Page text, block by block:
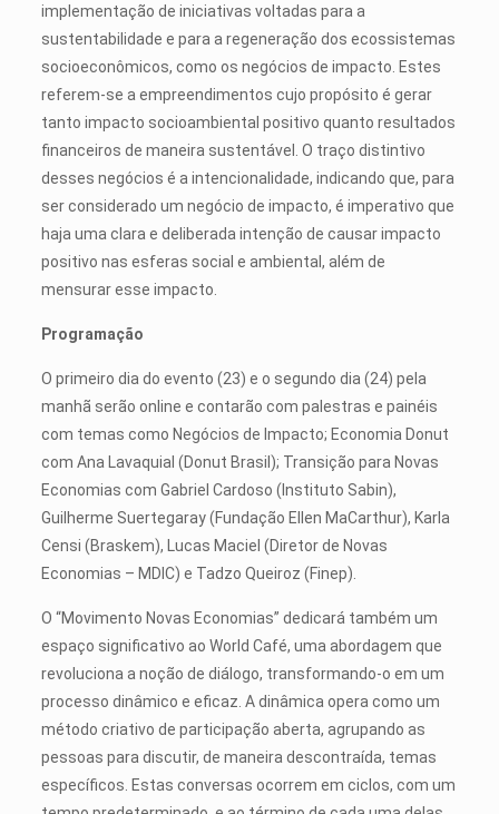
implementação de iniciativas voltadas para a
sustentabilidade e para a regeneração dos ecossistemas
socioeconômicos, como os negócios de impacto. Estes
referem-se a empreendimentos cujo propósito é gerar
tanto impacto socioambiental positivo quanto resultados
financeiros de maneira sustentável. O traço distintivo
desses negócios é a intencionalidade, indicando que, para
ser considerado um negócio de impacto, é imperativo que
haja uma clara e deliberada intenção de causar impacto
positivo nas esferas social e ambiental, além de
mensurar esse impacto.
Programação
O primeiro dia do evento (23) e o segundo dia (24) pela
manhã serão online e contarão com palestras e painéis
com temas como Negócios de Impacto; Economia Donut
com Ana Lavaquial (Donut Brasil); Transição para Novas
Economias com Gabriel Cardoso (Instituto Sabin),
Guilherme Suertegaray (Fundação Ellen MaCarthur), Karla
Censi (Braskem), Lucas Maciel (Diretor de Novas
Economias – MDIC) e Tadzo Queiroz (Finep).
O “Movimento Novas Economias” dedicará também um
espaço significativo ao World Café, uma abordagem que
revoluciona a noção de diálogo, transformando-o em um
processo dinâmico e eficaz. A dinâmica opera como um
método criativo de participação aberta, agrupando as
pessoas para discutir, de maneira descontraída, temas
específicos. Estas conversas ocorrem em ciclos, com um